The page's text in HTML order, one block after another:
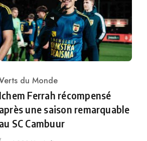
Categorydu Monde
Ichem Ferrah récompensé
après une saison remarquable
au SC Cambuur